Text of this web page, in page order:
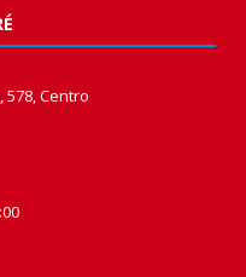
Centro